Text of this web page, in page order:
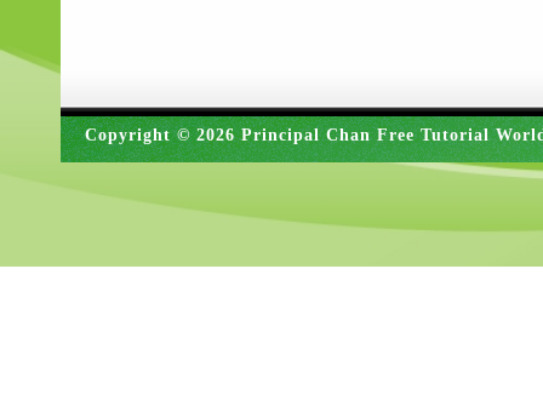
Copyright © 2026 Principal Chan Free Tutorial